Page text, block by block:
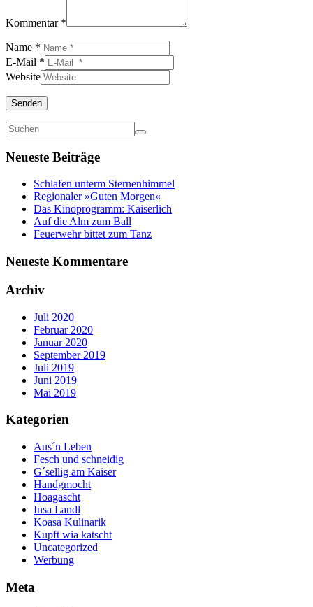
Kommentar *
Name *
E-Mail *
Website
Senden
Neueste Beiträge
Schlafen unterm Sternenhimmel
Regionaler »Guten Morgen«
Das Kinoprogramm: Kaiserlich
Auf die Alm zum Ball
Feuerwehr bittet zum Tanz
Neueste Kommentare
Archiv
Juli 2020
Februar 2020
Januar 2020
September 2019
Juli 2019
Juni 2019
Mai 2019
Kategorien
Aus´n Leben
Fesch und schneidig
G´sellig am Kaiser
Handgmocht
Hoagascht
Insa Landl
Koasa Kulinarik
Kupft wia katscht
Uncategorized
Werbung
Meta